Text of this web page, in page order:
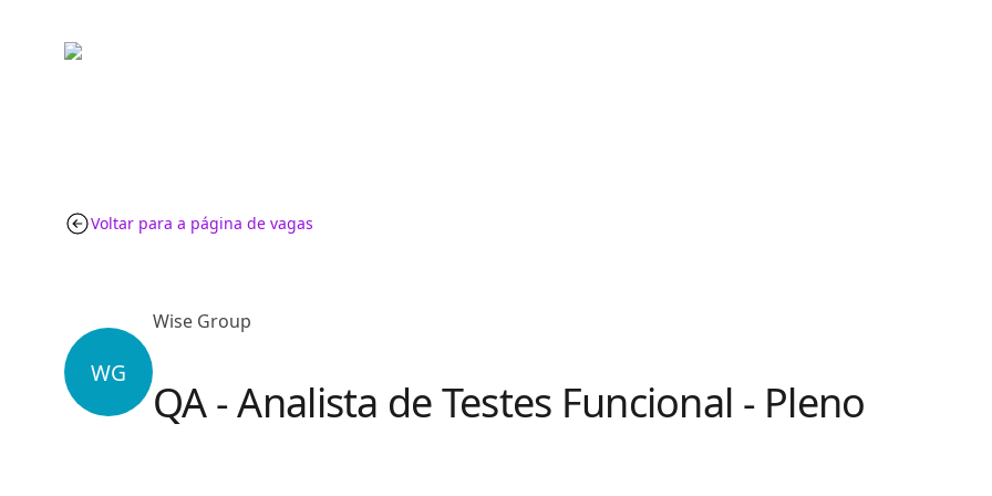
Voltar para a página de vagas
WG
Wise Group
QA - Analista de Testes Funcional - Pleno